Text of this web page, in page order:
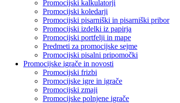
Promocijski kalkulatorji
Promocijski koledarji
Promocijski pisarniški in pisarniški pribor
Promocijski izdelki iz papirja
Promocijski portfelji in mape
Predmeti za promocijske sejme
Promocijski pisalni pripomočki
Promocijske igrače in novosti
Promocijski frizbi
Promocijske igre in igrače
Promocijski zmaji
Promocijske polnjene igrače